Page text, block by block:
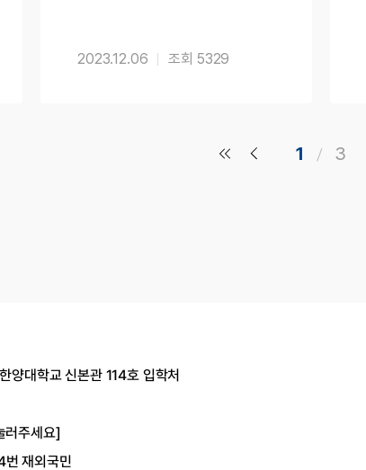
2023.12.06 5329
1 3
대학교 신본관 114호 입학처
러주세요]
재외국민